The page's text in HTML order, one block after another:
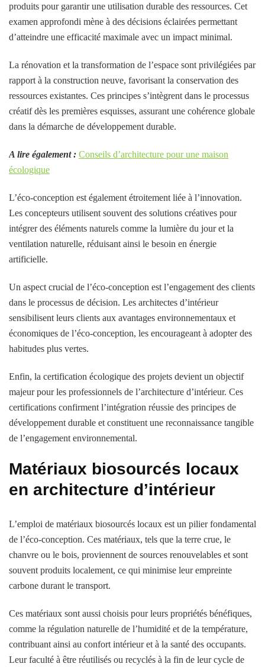
produits pour garantir une utilisation durable des ressources. Cet
examen approfondi mène à des décisions éclairées permettant
d’atteindre une efficacité maximale avec un impact minimal.
La rénovation et la transformation de l’espace sont privilégiées par
rapport à la construction neuve, favorisant la conservation des
ressources existantes. Ces principes s’intègrent dans le processus
créatif dès les premières esquisses, assurant une cohérence globale
dans la démarche de développement durable.
A lire également : Conseils d’architecture pour une maison
écologique
L’éco-conception est également étroitement liée à l’innovation.
Les concepteurs utilisent souvent des solutions créatives pour
intégrer des éléments naturels comme la lumière du jour et la
ventilation naturelle, réduisant ainsi le besoin en énergie
artificielle.
Un aspect crucial de l’éco-conception est l’engagement des clients
dans le processus de décision. Les architectes d’intérieur
sensibilisent leurs clients aux avantages environnementaux et
économiques de l’éco-conception, les encourageant à adopter des
habitudes plus vertes.
Enfin, la certification écologique des projets devient un objectif
majeur pour les professionnels de l’architecture d’intérieur. Ces
certifications confirment l’intégration réussie des principes de
développement durable et constituent une reconnaissance tangible
de l’engagement environnemental.
Matériaux biosourcés locaux
en architecture d’intérieur
L’emploi de matériaux biosourcés locaux est un pilier fondamental
de l’éco-conception. Ces matériaux, tels que la terre crue, le
chanvre ou le bois, proviennent de sources renouvelables et sont
souvent produits localement, ce qui minimise leur empreinte
carbone durant le transport.
Ces matériaux sont aussi choisis pour leurs propriétés bénéfiques,
comme la régulation naturelle de l’humidité et de la température,
contribuant ainsi au confort intérieur et à la santé des occupants.
Leur faculté à être réutilisés ou recyclés à la fin de leur cycle de